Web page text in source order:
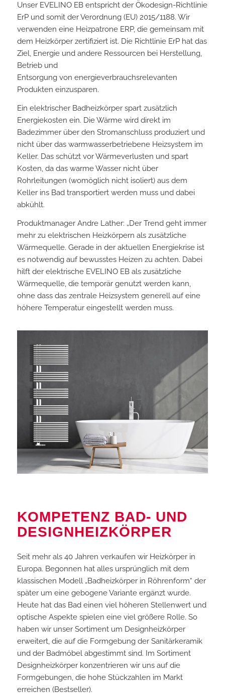
Unser EVELINO EB entspricht der Ökodesign-Richtlinie
ErP und somit der Verordnung (EU) 2015/1188. Wir
verwenden eine Heizpatrone ERP, die gemeinsam mit
dem Heizkörper zertifiziert ist. Die Richtlinie ErP hat das
Ziel, Energie und andere Ressourcen bei Herstellung,
Betrieb und
Entsorgung von energieverbrauchsrelevanten
Produkten einzusparen.
Ein elektrischer Badheizkörper spart zusätzlich
Energiekosten ein. Die Wärme wird direkt im
Badezimmer über den Stromanschluss produziert und
nicht über das warmwasserbetriebene Heizsystem im
Keller. Das schützt vor Wärmeverlusten und spart
Kosten, da das warme Wasser nicht über
Rohrleitungen (womöglich nicht isoliert) aus dem
Keller ins Bad transportiert werden muss und dabei
abkühlt.
Produktmanager Andre Lather: „Der Trend geht immer
mehr zu elektrischen Heizkörpern als zusätzliche
Wärmequelle. Gerade in der aktuellen Energiekrise ist
es notwendig auf bewusstes Heizen zu achten. Dabei
hilft der elektrische EVELINO EB als zusätzliche
Wärmequelle, die temporär genutzt werden kann,
ohne dass das zentrale Heizsystem generell auf eine
höhere Temperatur eingestellt werden muss.
KOMPETENZ BAD- UND
DESIGNHEIZKÖRPER
Seit mehr als 40 Jahren verkaufen wir Heizkörper in
Europa. Begonnen hat alles ursprünglich mit dem
klassischen Modell „Badheizkörper in Röhrenform“ der
später um eine gebogene Variante ergänzt wurde.
Heute hat das Bad einen viel höheren Stellenwert und
optische Aspekte spielen eine viel größere Rolle. So
haben wir unser Sortiment um Designheizkörper
erweitert, die auf die Formgebung der Sanitärkeramik
und der Badmöbel abgestimmt sind. Im Sortiment
Designheizkörper konzentrieren wir uns auf die
Formgebungen, die hohe Stückzahlen im Markt
erreichen (Bestseller).